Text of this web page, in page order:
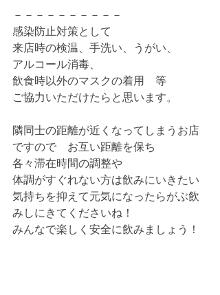
－－－－－－－－－－
感染防止対策として
来店時の検温、手洗い、うがい、
アルコール消毒、
飲食時以外のマスクの着用　等
ご協力いただけたらと思います。
隣同士の距離が近くなってしまうお店
ですので　お互い距離を保ち
各々滞在時間の調整や
体調がすぐれない方は飲みにいきたい
気持ちを抑えて元気になったらがぶ飲
みしにきてくださいね！
みんなで楽しく安全に飲みましょう！